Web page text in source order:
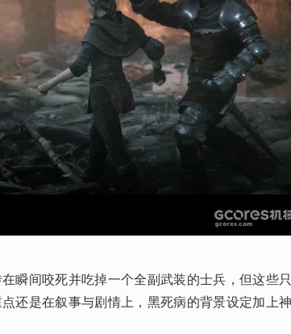
瞬间咬死并吃掉一个全副武装的士兵，但这些
还是在叙事与剧情上，黑死病的背景设定加上